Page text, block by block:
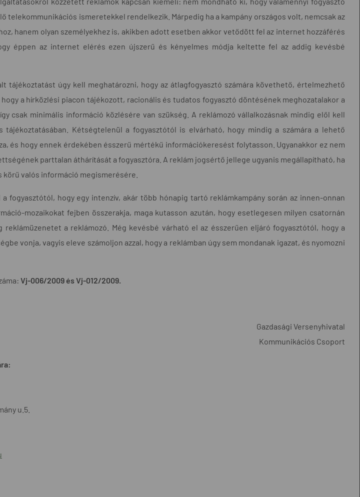
telekommunikációs ismeretekkel rendelkezik. Márpedig ha a kampány országos volt, nemcsak az
hanem olyan személyekhez is, akikben adott esetben akkor vetődött fel az internet hozzáférés
éppen az internet elérés ezen újszerű és kényelmes módja keltette fel az addig kevésbé
tájékoztatást úgy kell meghatározni, hogy az átlagfogyasztó számára követhető, értelmezhető
a hírközlési piacon tájékozott, racionális és tudatos fogyasztó döntésének meghozatalakor a
csak minimális információ közlésére van szükség. A reklámozó vállalkozásnak mindig elől kell
tájékoztatásában. Kétségtelenül a fogyasztótól is elvárható, hogy mindig a számára a lehető
és hogy ennek érdekében ésszerű mértékű információkeresést folytasson. Ugyanakkor ez nem
parttalan áthárítását a fogyasztóra. A reklám jogsértő jellege ugyanis megállapítható, ha
körű valós információ megismerésére.
a fogyasztótól, hogy egy intenzív, akár több hónapig tartó reklámkampány során az innen-onnan
mozaikokat fejben összerakja, maga kutasson azután, hogy esetlegesen milyen csatornán
a reklámozó. Még kevésbé várható el az ésszerűen eljáró fogyasztótól, hogy a
vonja, vagyis eleve számoljon azzal, hogy a reklámban úgy sem mondanak igazat, és nyomozni
Vj-006/2009 és Vj-012/2009.
Gazdasági Versenyhivatal
Kommunikációs Csoport
u.5.